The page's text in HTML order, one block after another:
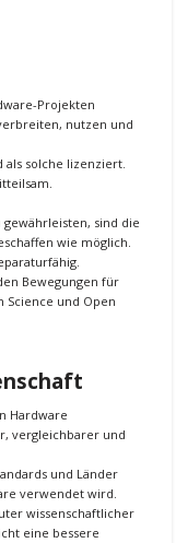
Projekten
nutzen und
als solche lizenziert.
sind die
wie möglich.
Bewegungen für
Science und Open
Hardware
vergleichbarer und
und Länder
verwendet wird.
wissenschaftlicher
eine bessere